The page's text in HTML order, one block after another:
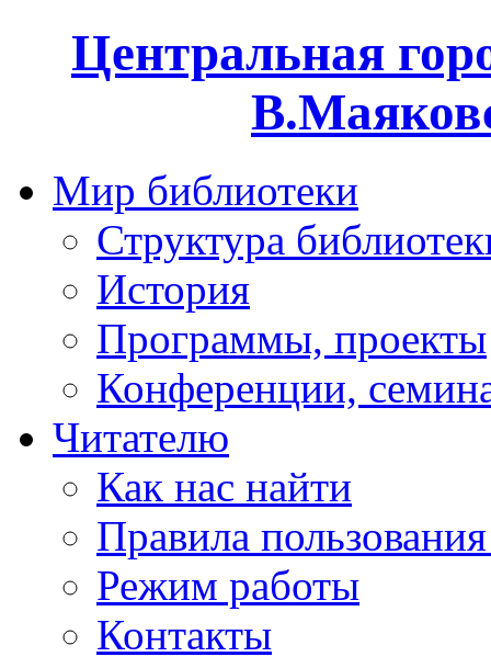
Центральная
Мир библиотеки
Структура
История
Программы, проекты
Конференции,
Читателю
Как нас найти
Правила
Режим работы
Контакты